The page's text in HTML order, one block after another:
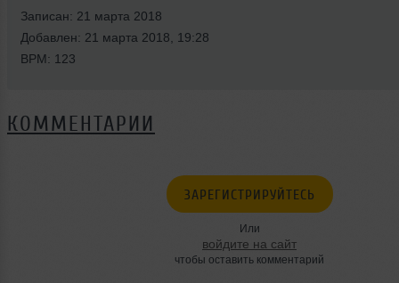
Записан: 21 марта 2018
Добавлен: 21 марта 2018, 19:28
BPM: 123
КОММЕНТАРИИ
ЗАРЕГИСТРИРУЙТЕСЬ
Или
войдите на сайт
чтобы оставить комментарий